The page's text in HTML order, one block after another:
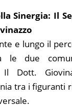
Sinergia: Il
e lungo il
le due
Il Dott.
tra i figuranti